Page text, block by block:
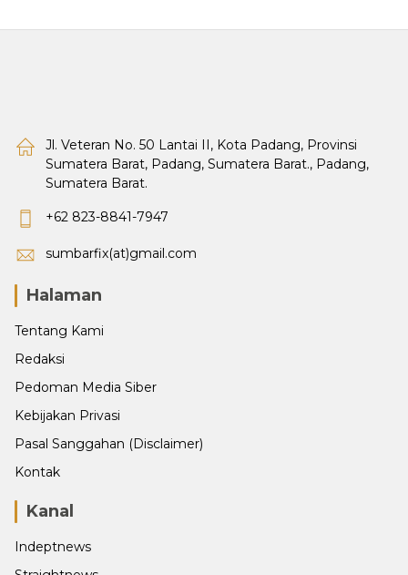
Jl. Veteran No. 50 Lantai II, Kota Padang, Provinsi
Sumatera Barat, Padang, Sumatera Barat., Padang,
Sumatera Barat.
+62 823-8841-7947
sumbarfix(at)gmail.com
Halaman
Tentang Kami
Redaksi
Pedoman Media Siber
Kebijakan Privasi
Pasal Sanggahan (Disclaimer)
Kontak
Kanal
Indeptnews